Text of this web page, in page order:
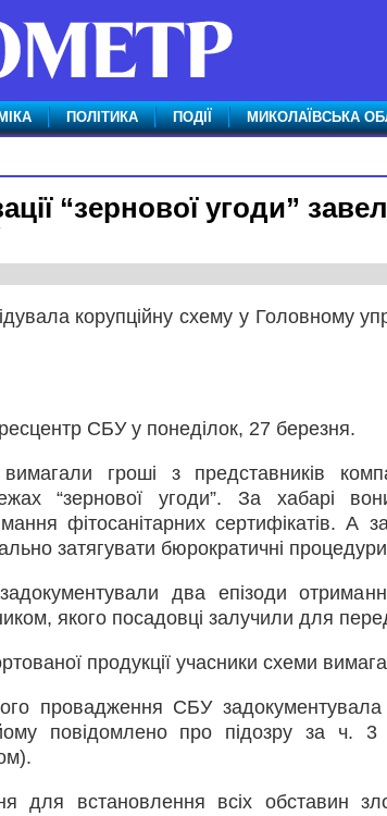
ПОЛІТИКА ПОДІЇ МИКОЛАЇВСЬКА
“зернової угоди”
корупційну схему у Головному
СБУ у понеділок, 27 березня.
гроші з представників
“зернової угоди”. За хабарі
фітосанітарних сертифікатів. А
затягувати бюрократичні
два епізоди
якого посадовці залучили для
продукції учасники схеми
провадження СБУ задокументувала
повідомлено про підозру за ч. 3
для встановлення всіх обставин